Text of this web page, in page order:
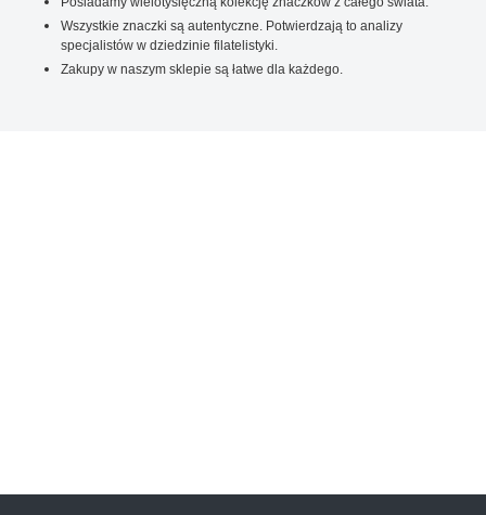
Wszystkie znaczki są autentyczne. Potwierdzają to analizy
specjalistów w dziedzinie filatelistyki.
Zakupy w naszym sklepie są łatwe dla każdego.